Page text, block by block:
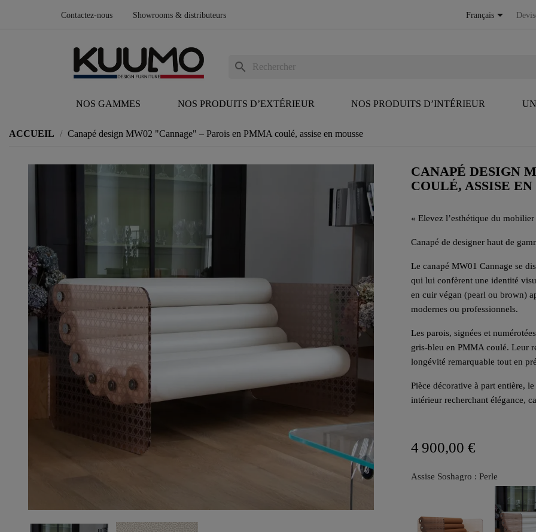
Contactez-nous Showrooms & distributeurs Français
NOS GAMMES NOS PRODUITS D’EXTÉRIEUR NOS PRODUITS D’INTÉRIEUR
search
ACCUEIL Canapé design MW02 "Cannage" – Parois en PMMA coulé, assise en mousse
CANAPÉ DESIGN
COULÉ, ASSISE EN
« Elevez l’esthétique du
Canapé de designer haut de
Le canapé MW01 Cannage se
qui lui confèrent une identité
en cuir végan (pearl ou brown)
modernes ou professionnels.
Les parois, signées et
gris-bleu en PMMA coulé. Leur
longévité remarquable tout en
Pièce décorative à part entière,
intérieur recherchant élégance,
4 900,00 €
Assise Soshagro : Perle